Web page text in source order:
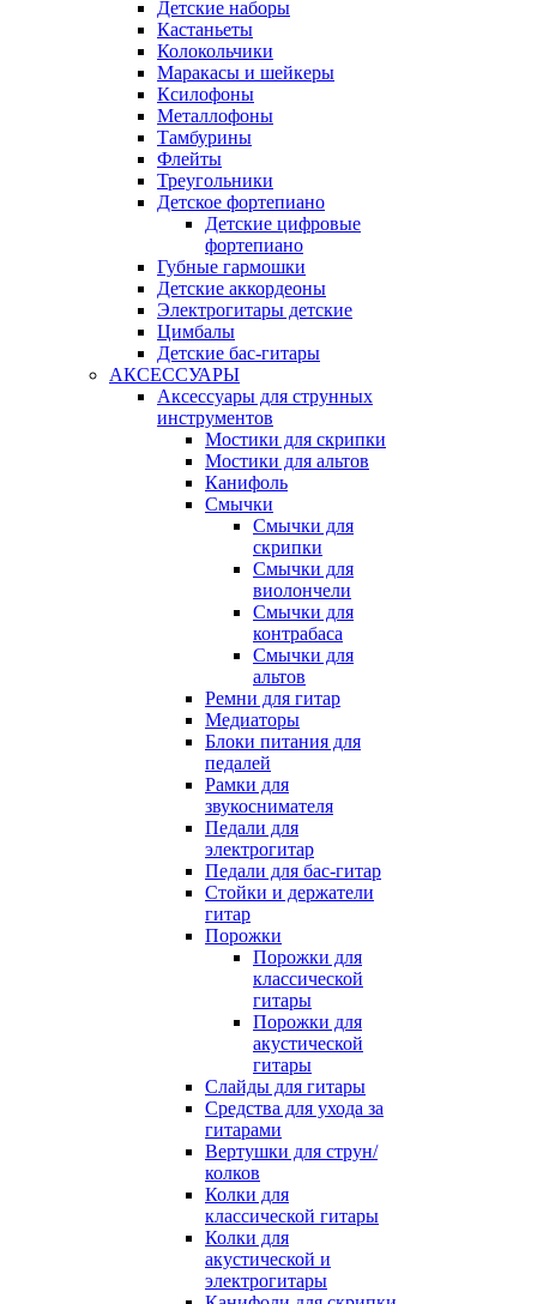
Детские наборы
Кастаньеты
Колокольчики
Маракасы и шейкеры
Ксилофоны
Металлофоны
Тамбурины
Флейты
Треугольники
Детское фортепиано
Детские цифровые
фортепиано
Губные гармошки
Детские аккордеоны
Электрогитары детские
Цимбалы
Детские бас-гитары
АКСЕССУАРЫ
Аксессуары для струнных
инструментов
Мостики для скрипки
Мостики для альтов
Канифоль
Смычки
Смычки для
скрипки
Смычки для
виолончели
Смычки для
контрабаса
Смычки для
альтов
Ремни для гитар
Медиаторы
Блоки питания для
педалей
Рамки для
звукоснимателя
Педали для
электрогитар
Педали для бас-гитар
Стойки и держатели
гитар
Порожки
Порожки для
классической
гитары
Порожки для
акустической
гитары
Слайды для гитары
Средства для ухода за
гитарами
Вертушки для струн/
колков
Колки для
классической гитары
Колки для
акустической и
электрогитары